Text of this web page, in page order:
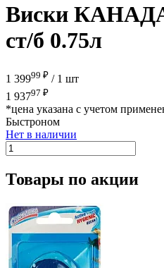
Виски
ст/б 0.75л
1 39999 ₽ / 1 шт
1 93797 ₽
*цена указана с учетом
Быстроном
Нет в наличии
Товары по акции